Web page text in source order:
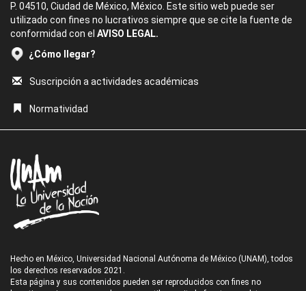
P. 04510, Ciudad de México, México. Este sitio web puede ser
utilizado con fines no lucrativos siempre que se cite la fuente de
conformidad con el AVISO LEGAL.
¿Cómo llegar?
Suscripción a actividades académicas
Normatividad
Hecho en México, Universidad Nacional Autónoma de México (UNAM), todos
los derechos reservados 2021.
Esta página y sus contenidos pueden ser reproducidos con fines no